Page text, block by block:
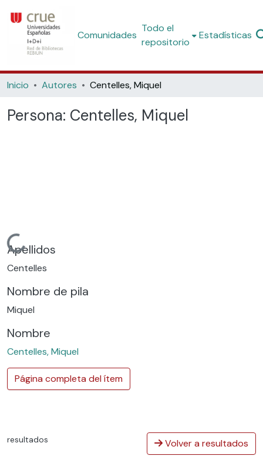
Comunidades
Todo el
repositorio
Estadísticas
Inicio Autores Centelles, Miquel
Persona: Centelles, Miquel
Cargando...
Apellidos
Centelles
Nombre de pila
Miquel
Nombre
Centelles, Miquel
Página completa del ítem
resultados Volver a resultados